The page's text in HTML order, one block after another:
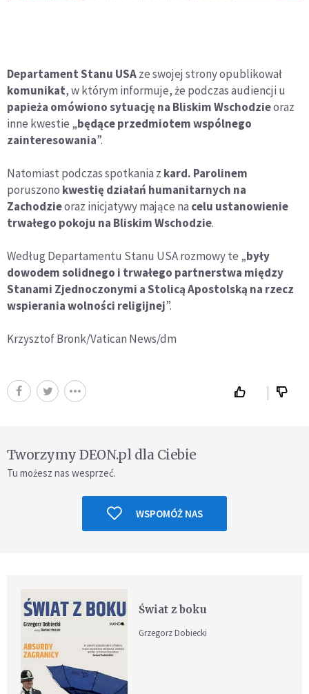
Departament Stanu USAze swojej strony opublikował
komunikat, w którym informuje, że podczas audiencji u
papieża omówiono sytuację na Bliskim Wschodzieoraz
inne kwestie „będące przedmiotem wspólnego
zainteresowania”.
Natomiast podczas spotkania z kard. Parolinem
poruszono kwestię działań humanitarnych na
Zachodzieoraz inicjatywy mające na celu ustanowienie
trwałego pokoju na Bliskim Wschodzie.
Według Departamentu Stanu USA rozmowy te „były
dowodem solidnego i trwałego partnerstwa między
Stanami Zjednoczonymi a Stolicą Apostolską na rzecz
wspierania wolności religijnej”.
Krzysztof Bronk/Vatican News/dm
Tworzymy DEON.pl dla Ciebie
Tu możesz nas wesprzeć.
WSPOMÓŻ NAS
Świat z boku
Grzegorz Dobiecki